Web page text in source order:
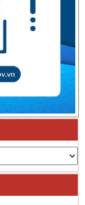
Ngọ năm 2026
Giáp Thìn năm
9/2023
tiện giao